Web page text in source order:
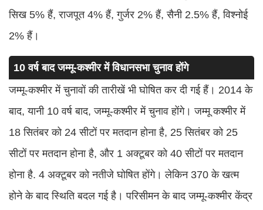
सिख 5% हैं, राजपूत 4% हैं, गुर्जर 2% हैं, सैनी 2.5% हैं, विश्नोई
2% हैं।
10 वर्ष बाद जम्मू-कश्मीर में विधानसभा चुनाव होंगे
जम्मू-कश्मीर में चुनावों की तारीखें भी घोषित कर दी गई हैं। 2014 के
बाद, यानी 10 वर्ष बाद, जम्मू-कश्मीर में चुनाव होंगे। जम्मू कश्मीर में
18 सितंबर को 24 सीटों पर मतदान होना है, 25 सितंबर को 25
सीटों पर मतदान होना है, और 1 अक्टूबर को 40 सीटों पर मतदान
होना है. 4 अक्टूबर को नतीजे घोषित होंगे। लेकिन 370 के खत्म
होने के बाद स्थिति बदल गई है। परिसीमन के बाद जम्मू-कश्मीर केंद्र